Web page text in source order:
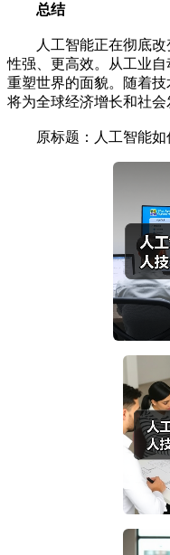
总结
人工智能正在彻底改
性强、更高效。从工业
重塑世界的面貌。随着
将为全球经济增长和社会
原标题：人工智能如